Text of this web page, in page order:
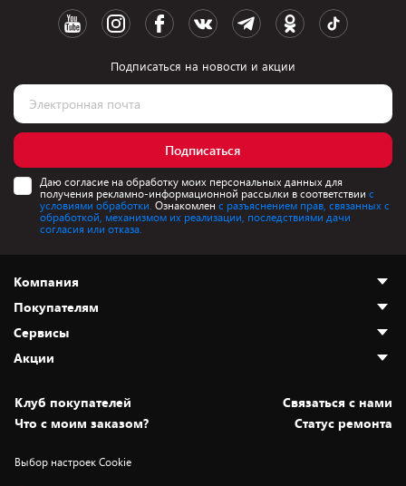
Подписаться на новости и акции
Подписаться
Даю согласие на обработку моих персональных данных для
получения рекламно-информационной рассылки в соответствии с
условиями обработки. Ознакомлен с разъяснением прав, связанных с
обработкой, механизмом их реализации, последствиями дачи
согласия или отказа.
Компания
О нас
Адреса магазинов
Новости
Статьи и обзоры
Вакансии
Дай пять добру!
Покупателям
Как сделать заказ
Оплата и доставка
Безналичный расчёт
Обмен и возврат товара
Обработка персональных данных
Сервисы
Установка техники
Для игровых консолей
Для мобильных устройств
Акции
Скидки и промокоды
Белорусские товары
Бонусы
Клуб покупателей
Cвязаться с нами
Что с моим заказом?
Статус ремонта
Выбор настроек Cookie